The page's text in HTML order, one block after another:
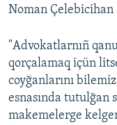
Noman Çelebicihan
"Advokatlarnıñ
qorçalamaq içün
coyğanlarını
esnasında tutulğan
makemelerge